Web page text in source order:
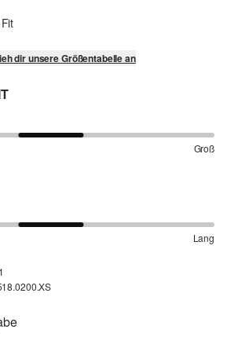
dir unsere Größentabelle an
Groß
Lang